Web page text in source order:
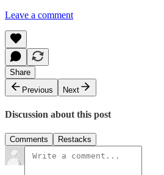
Leave a comment
Share
Previous
Next
Discussion about this post
Comments Restacks